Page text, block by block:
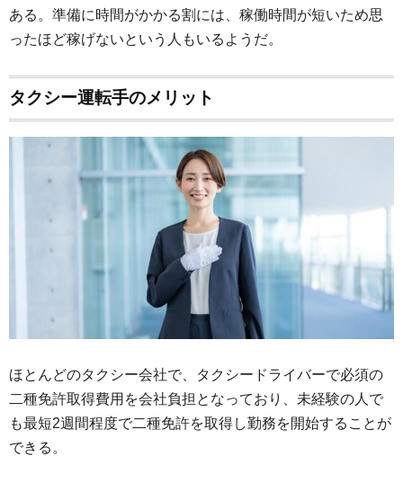
ある。準備に時間がかかる割には、稼働時間が短いため思
ったほど稼げないという人もいるようだ。
タクシー運転手のメリット
ほとんどのタクシー会社で、タクシードライバーで必須の
二種免許取得費用を会社負担となっており、未経験の人で
も最短2週間程度で二種免許を取得し勤務を開始することが
できる。